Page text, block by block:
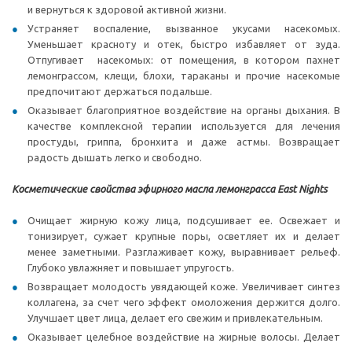
и вернуться к здоровой активной жизни.
Устраняет воспаление, вызванное укусами насекомых.
Уменьшает красноту и отек, быстро избавляет от зуда.
Отпугивает насекомых: от помещения, в котором пахнет
лемонграссом, клещи, блохи, тараканы и прочие насекомые
предпочитают держаться подальше.
Оказывает благоприятное воздействие на органы дыхания. В
качестве комплексной терапии используется для лечения
простуды, гриппа, бронхита и даже астмы. Возвращает
радость дышать легко и свободно.
Косметические свойства эфирного масла лемонграсса East Nights
Очищает жирную кожу лица, подсушивает ее. Освежает и
тонизирует, сужает крупные поры, осветляет их и делает
менее заметными. Разглаживает кожу, выравнивает рельеф.
Глубоко увлажняет и повышает упругость.
Возвращает молодость увядающей коже. Увеличивает синтез
коллагена, за счет чего эффект омоложения держится долго.
Улучшает цвет лица, делает его свежим и привлекательным.
Оказывает целебное воздействие на жирные волосы. Делает